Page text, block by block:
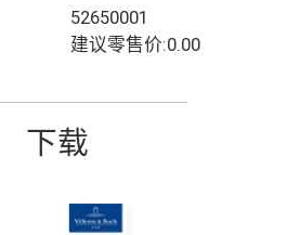
52650001
建议零售价:0.00
下载